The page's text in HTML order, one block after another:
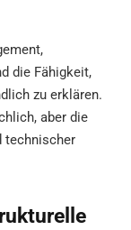
die Fähigkeit,
zu erklären.
aber die
technischer